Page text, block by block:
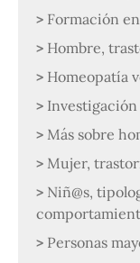
Formación
Hombre,
Homeopatía
Más sobre
Mujer,
Niñ@s,
Personas